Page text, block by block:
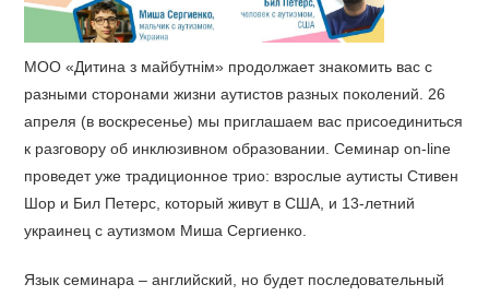
МОО «Дитина з майбутнім» продолжает знакомить вас с
разными сторонами жизни аутистов разных поколений. 26
апреля (в воскресенье) мы приглашаем вас присоединиться
к разговору об инклюзивном образовании. Семинар on-line
проведет уже традиционное трио: взрослые аутисты Стивен
Шор и Бил Петерс, который живут в США, и 13-летний
украинец с аутизмом Миша Сергиенко.
Язык семинара – английский, но будет последовательный